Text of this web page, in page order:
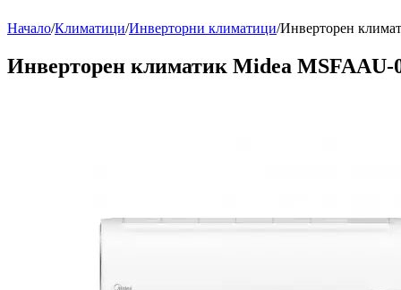
Начало/Климатици/Инверторни климатици/Инверторен
Инверторен климатик Midea MSFAAU-